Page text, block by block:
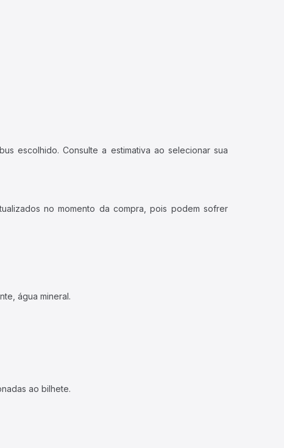
escolhido. Consulte a estimativa ao selecionar sua
no momento da compra, pois podem sofrer
água mineral.
ao bilhete.